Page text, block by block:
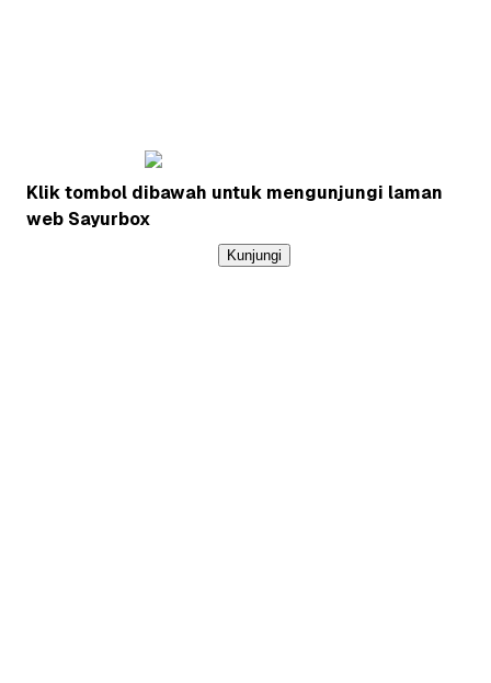
Klik tombol dibawah untuk mengunjungi laman
web Sayurbox